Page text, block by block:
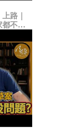
路｜
都不能